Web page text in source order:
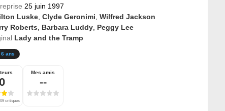
25 juin 1997
Luske, Clyde Geronimi Wilfred Jackson
Roberts Barbara Luddy, Peggy Lee
Lady and the Tramp
6 ans
critiques
Mes amis
--